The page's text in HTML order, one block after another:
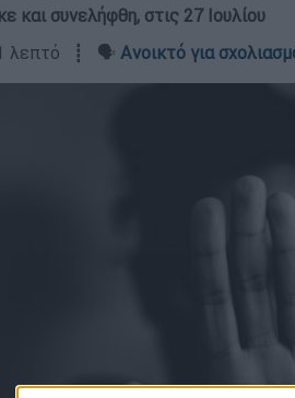
και συνελήφθη, στις 27 Ιουλίου
1 λεπτό ┋ 🗣️ Ανοικτό για